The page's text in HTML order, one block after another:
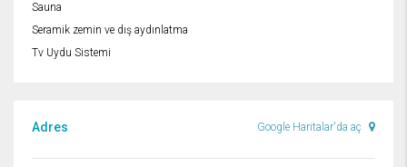
Sauna
Seramik zemin ve dış aydınlatma
Tv Uydu Sistemi
Adres Google Haritalar'da aç